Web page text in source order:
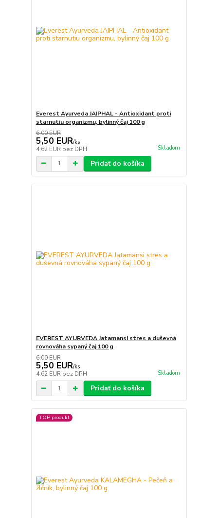
Everest Ayurveda JAIPHAL - Antioxidant proti
starnutiu organizmu, bylinný čaj 100 g
6,00 EUR
5,50 EUR/ks
4,62 EUR bez DPH Skladom
Pridať do košíka
EVEREST AYURVEDA Jatamansi stres a duševná
rovnováha sypaný čaj 100 g
6,00 EUR
5,50 EUR/ks
4,62 EUR bez DPH Skladom
Pridať do košíka
TOP produkt